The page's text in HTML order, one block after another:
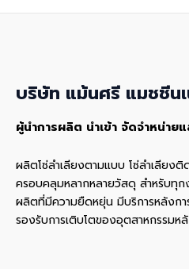
บริษัท แม้นศรี แมชชีน
ผู้นำการผลิต นำเข้า จัดจำหน่าย
ผลิตโซ่ลำเลียงตามแบบ โซ่ลำเลียง
ครอบคลุมหลากหลายวัสดุ สําหรับทุก
ผลิตที่มีความยืดหยุ่น มีบริการหลังกา
รองรับการเติบโตของอุตสาหกรรมหลั